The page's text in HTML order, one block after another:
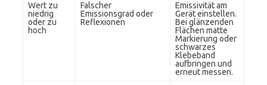
Wert zu
niedrig
oder zu
hoch
Falscher
Emissionsgrad oder
Reflexionen
Emissivität am
Gerät einstellen.
Bei glänzenden
Flächen matte
Markierung oder
schwarzes
Klebeband
aufbringen und
erneut messen.